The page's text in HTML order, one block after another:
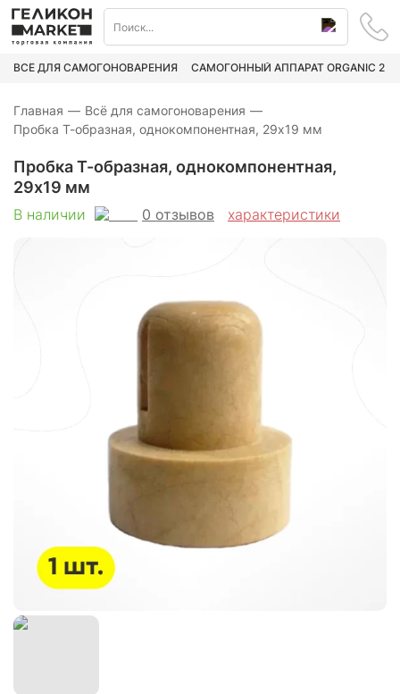
ВСЁ ДЛЯ САМОГОНОВАРЕНИЯ САМОГОННЫЙ АППАРАТ ORGANIC 2
Главная — Всё для самогоноварения —
Пробка Т-образная, однокомпонентная, 29х19 мм
Пробка Т-образная, однокомпонентная,
29х19 мм
В наличии 0 отзывов характеристики